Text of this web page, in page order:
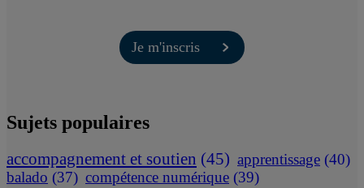
Je m'inscris
Sujets populaires
accompagnement et soutien (45) apprentissage (40)
balado (37) compétence numérique (39)